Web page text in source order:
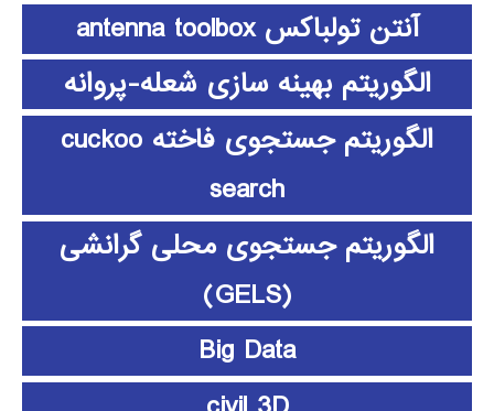
آنتن تولباکس antenna toolbox
الگوریتم بهینه سازی شعله-پروانه
الگوریتم جستجوی فاخته cuckoo
search
الگوریتم جستجوی محلی گرانشی
(GELS)
Big Data